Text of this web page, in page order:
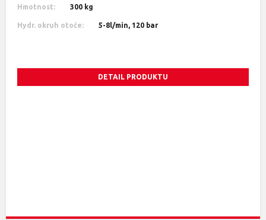
Hmotnost: 300 kg
Hydr. okruh otoče: 5-8l/min, 120 bar
DETAIL PRODUKTU